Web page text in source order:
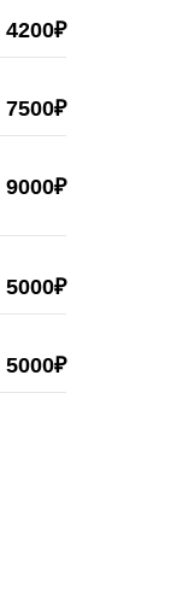
4200₽
7500₽
9000₽
5000₽
5000₽